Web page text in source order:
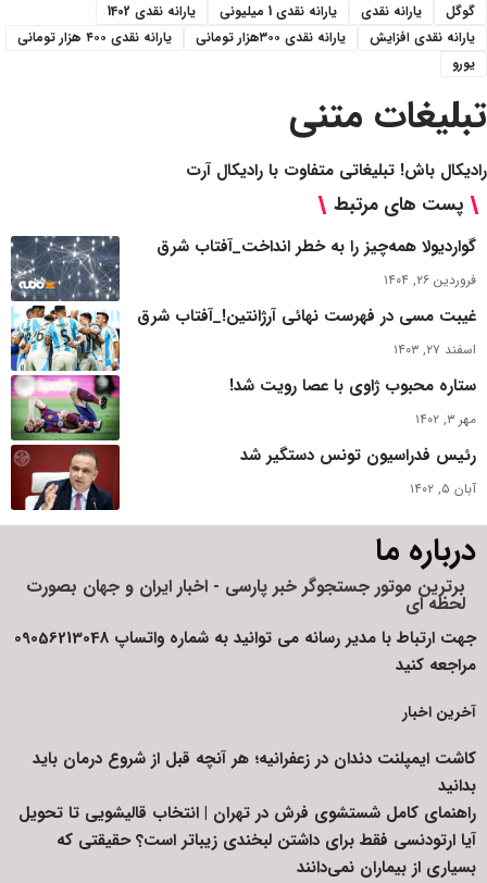
گوگل
یارانه نقدی یارانه نقدی 1 میلیونی
یارانه نقدی 1402
یارانه نقدی افزایش
یارانه نقدی ۳۰۰هزار تومانی
یارانه نقدی ۴۰۰ هزار تومانی
یورو
تبلیغات متنی
رادیکال باش! تبلیغاتی متفاوت با رادیکال آرت
پست های مرتبط
گواردیولا همه‌چیز را به خطر انداخت_آفتاب شرق
فروردین ۲۶, ۱۴۰۴
غیبت مسی در فهرست نهائی آرژانتین!_آفتاب شرق
اسفند ۲۷, ۱۴۰۳
ستاره محبوب ژاوی با عصا رویت شد!
مهر ۳, ۱۴۰۲
رئیس فدراسیون تونس دستگیر شد
آبان ۵, ۱۴۰۲
درباره ما
برترین موتور جستجوگر خبر پارسی - اخبار ایران و جهان بصورت
لحظه ای
جهت ارتباط با مدیر رسانه می توانید به شماره واتساپ 09056213048
مراجعه کنید
آخرین اخبار
کاشت ایمپلنت دندان در زعفرانیه؛ هر آنچه قبل از شروع درمان باید
بدانید
راهنمای کامل شستشوی فرش در تهران | انتخاب قالیشویی تا تحویل
آیا ارتودنسی فقط برای داشتن لبخندی زیباتر است؟ حقیقتی که
بسیاری از بیماران نمی‌دانند